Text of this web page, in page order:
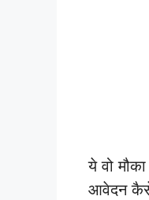
ये वो
आवेदन कैसे